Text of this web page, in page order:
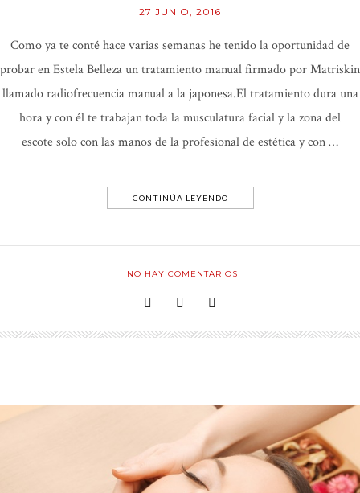
27 JUNIO, 2016
Como ya te conté hace varias semanas he tenido la oportunidad de
probar en Estela Belleza un tratamiento manual firmado por Matriskin
llamado radiofrecuencia manual a la japonesa.El tratamiento dura una
hora y con él te trabajan toda la musculatura facial y la zona del
escote solo con las manos de la profesional de estética y con …
CONTINÚA LEYENDO
NO HAY COMENTARIOS